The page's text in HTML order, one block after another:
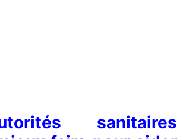
sanitaires